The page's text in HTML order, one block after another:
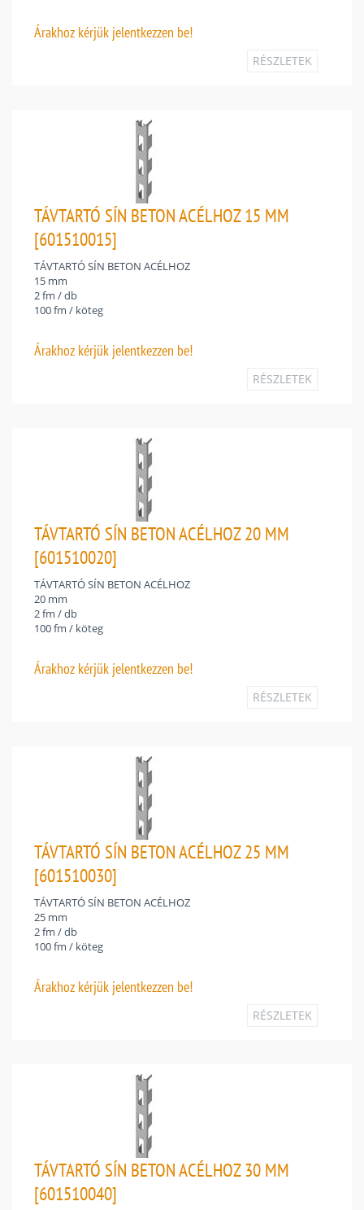
Árakhoz kérjük jelentkezzen be!
RÉSZLETEK
TÁVTARTÓ SÍN BETON ACÉLHOZ 15 MM
[601510015]
TÁVTARTÓ SÍN BETON ACÉLHOZ
15 mm
2 fm / db
100 fm / köteg
Árakhoz kérjük jelentkezzen be!
RÉSZLETEK
TÁVTARTÓ SÍN BETON ACÉLHOZ 20 MM
[601510020]
TÁVTARTÓ SÍN BETON ACÉLHOZ
20 mm
2 fm / db
100 fm / köteg
Árakhoz kérjük jelentkezzen be!
RÉSZLETEK
TÁVTARTÓ SÍN BETON ACÉLHOZ 25 MM
[601510030]
TÁVTARTÓ SÍN BETON ACÉLHOZ
25 mm
2 fm / db
100 fm / köteg
Árakhoz kérjük jelentkezzen be!
RÉSZLETEK
TÁVTARTÓ SÍN BETON ACÉLHOZ 30 MM
[601510040]